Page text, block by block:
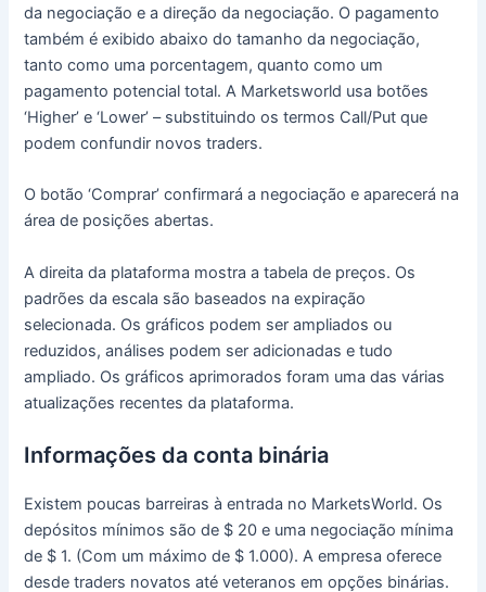
da negociação e a direção da negociação. O pagamento
também é exibido abaixo do tamanho da negociação,
tanto como uma porcentagem, quanto como um
pagamento potencial total.A Marketsworld usa botões
‘Higher’ e ‘Lower’ – substituindo os termos Call/Put que
podem confundir novos traders.
O botão ‘Comprar’ confirmará a negociação e aparecerá na
área de posições abertas.
A direita da plataforma mostra a tabela de preços. Os
padrões da escala são baseados na expiração
selecionada. Os gráficos podem ser ampliados ou
reduzidos, análises podem ser adicionadas e tudo
ampliado. Os gráficos aprimorados foram uma das várias
atualizações recentes da plataforma.
Informações da conta binária
Existem poucas barreiras à entrada no MarketsWorld. Os
depósitos mínimos são de $ 20 e uma negociação mínima
de $ 1. (Com um máximo de $ 1.000).A empresa oferece
desde traders novatos até veteranos em opções binárias.